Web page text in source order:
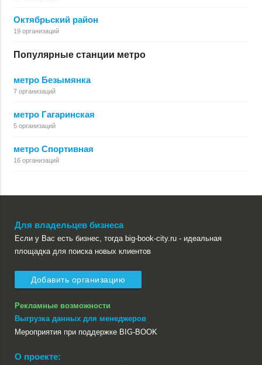
Октябрьский район
19 организаций
Популярные станции метро
метро Безымянка
7 организаций
метро Гагаринская
5 организаций
метро Спортивная
16 организаций
Для владельцев бизнеса
Если у Вас есть бизнес, тогда big-book-city.ru - идеальная
площадка для поиска новых клиентов
Добавить организацию
Рекламные возможности
Выгрузка данных для менеджеров
Мероприятия при поддержке BIG-BOOK
О проекте: